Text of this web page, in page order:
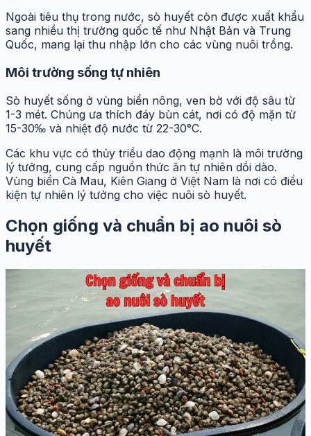
Ngoài tiêu thụ trong nước, sò huyết còn được xuất khẩu
sang nhiều thị trường quốc tế như Nhật Bản và Trung
Quốc, mang lại thu nhập lớn cho các vùng nuôi trồng.
Môi trường sống tự nhiên
Sò huyết sống ở vùng biển nông, ven bờ với độ sâu từ
1-3 mét. Chúng ưa thích đáy bùn cát, nơi có độ mặn từ
15-30‰ và nhiệt độ nước từ 22-30°C.
Các khu vực có thủy triều dao động mạnh là môi trường
lý tưởng, cung cấp nguồn thức ăn tự nhiên dồi dào.
Vùng biển Cà Mau, Kiên Giang ở Việt Nam là nơi có điều
kiện tự nhiên lý tưởng cho việc nuôi sò huyết.
Chọn giống và chuẩn bị ao nuôi sò
huyết